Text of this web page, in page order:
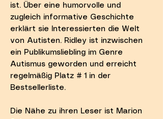
ist. Über eine humorvolle und
zugleich informative Geschichte
erklärt sie Interessierten die Welt
von Autisten. Ridley ist inzwischen
ein Publikumsliebling im Genre
Autismus geworden und erreicht
regelmäßig Platz # 1 in der
Bestsellerliste.
Die Nähe zu ihren Leser ist Marion